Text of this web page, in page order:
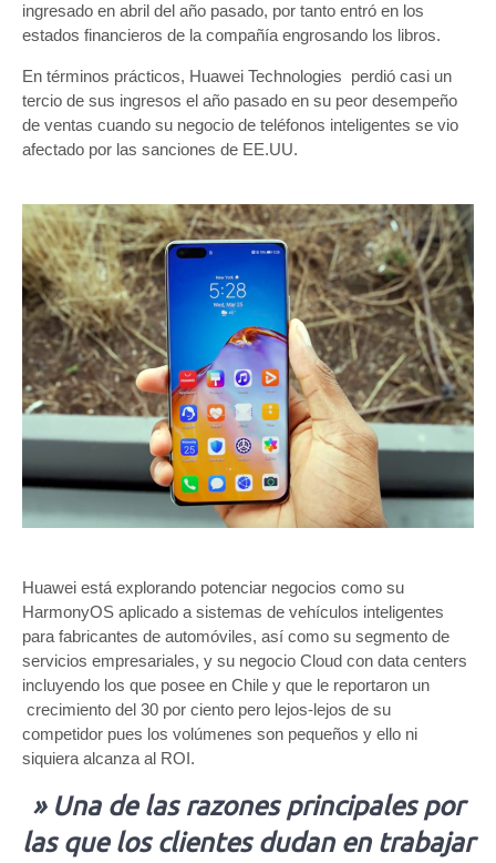
ingresado en abril del año pasado, por tanto entró en los
estados financieros de la compañía engrosando los libros.
En términos prácticos, Huawei Technologies perdió casi un
tercio de sus ingresos el año pasado en su peor desempeño
de ventas cuando su negocio de teléfonos inteligentes se vio
afectado por las sanciones de EE.UU.
Huawei está explorando potenciar negocios como su
HarmonyOS aplicado a sistemas de vehículos inteligentes
para fabricantes de automóviles, así como su segmento de
servicios empresariales, y su negocio Cloud con data centers
incluyendo los que posee en Chile y que le reportaron un
crecimiento del 30 por ciento pero lejos-lejos de su
competidor pues los volúmenes son pequeños y ello ni
siquiera alcanza al ROI.
» Una de las razones principales por
las que los clientes dudan en trabajar